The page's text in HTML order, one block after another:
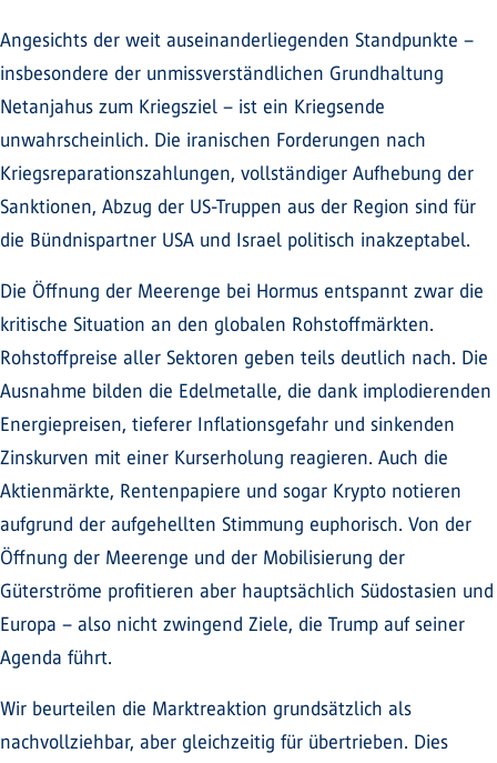
Angesichts der weit auseinanderliegenden Standpunkte –
insbesondere der unmissverständlichen Grundhaltung
Netanjahus zum Kriegsziel – ist ein Kriegsende
unwahrscheinlich. Die iranischen Forderungen nach
Kriegsreparationszahlungen, vollständiger Aufhebung der
Sanktionen, Abzug der US-Truppen aus der Region sind für
die Bündnispartner USA und Israel politisch inakzeptabel.
Die Öffnung der Meerenge bei Hormus entspannt zwar die
kritische Situation an den globalen Rohstoffmärkten.
Rohstoffpreise aller Sektoren geben teils deutlich nach. Die
Ausnahme bilden die Edelmetalle, die dank implodierenden
Energiepreisen, tieferer Inflationsgefahr und sinkenden
Zinskurven mit einer Kurserholung reagieren. Auch die
Aktienmärkte, Rentenpapiere und sogar Krypto notieren
aufgrund der aufgehellten Stimmung euphorisch. Von der
Öffnung der Meerenge und der Mobilisierung der
Güterströme profitieren aber hauptsächlich Südostasien und
Europa – also nicht zwingend Ziele, die Trump auf seiner
Agenda führt.
Wir beurteilen die Marktreaktion grundsätzlich als
nachvollziehbar, aber gleichzeitig für übertrieben. Dies